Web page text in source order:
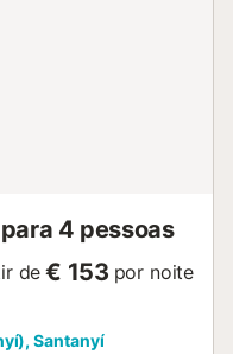
4 pessoas
de € 153 por noite
Santanyí